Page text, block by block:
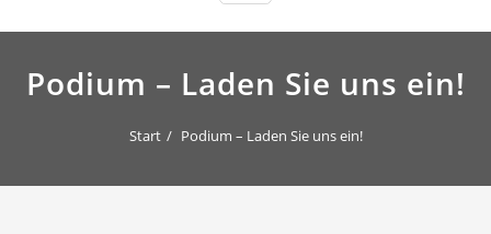
Podium – Laden Sie uns ein!
Start Podium – Laden Sie uns ein!